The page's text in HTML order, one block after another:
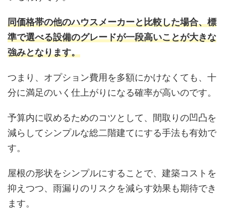
同価格帯の他のハウスメーカーと比較した場合、標
準で選べる設備のグレードが一段高いことが大きな
強みとなります。
つまり、オプション費用を多額にかけなくても、十
分に満足のいく仕上がりになる確率が高いのです。
予算内に収めるためのコツとして、間取りの凹凸を
減らしてシンプルな総二階建てにする手法も有効で
す。
屋根の形状をシンプルにすることで、建築コストを
抑えつつ、雨漏りのリスクを減らす効果も期待でき
ます。